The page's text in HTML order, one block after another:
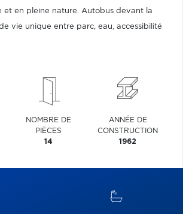
et en pleine nature. Autobus devant la
vie unique entre parc, eau, accessibilité
NOMBRE DE
PIÈCES
14
ANNÉE DE
CONSTRUCTION
1962